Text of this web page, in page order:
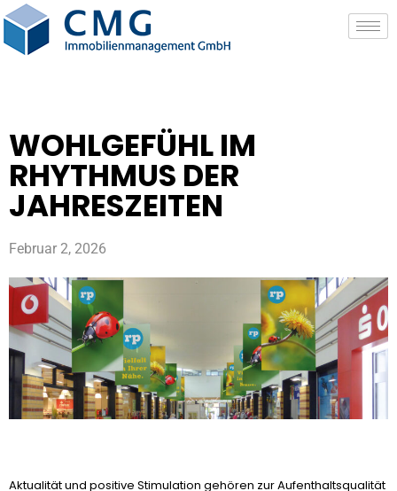
WOHLGEFÜHL IM
RHYTHMUS DER
JAHRESZEITEN
Februar 2, 2026
Aktualität und positive Stimulation gehören zur Aufenthaltsqualität